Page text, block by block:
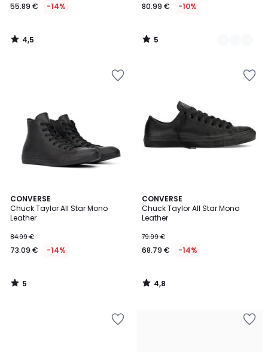
55.89 € -14%
4,5
/
80.99 € -10%
5
/
CONVERSE
Chuck Taylor All Star Mono
Leather
84.99 €
73.09 € -14%
5
/
5
5
/
CONVERSE
Chuck Taylor All Star Mono
Leather
79.99 €
68.79 € -14%
4,8
/ 5
4,8
/